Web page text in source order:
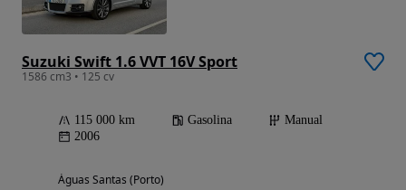
Suzuki Swift 1.6 VVT 16V Sport
1586 cm3 • 125 cv
115 000 km Gasolina
Manual
2006
Águas Santas (Porto)